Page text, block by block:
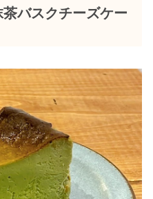
バスクチーズケー